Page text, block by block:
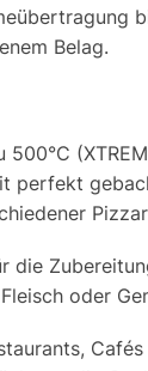
Belag.
oder